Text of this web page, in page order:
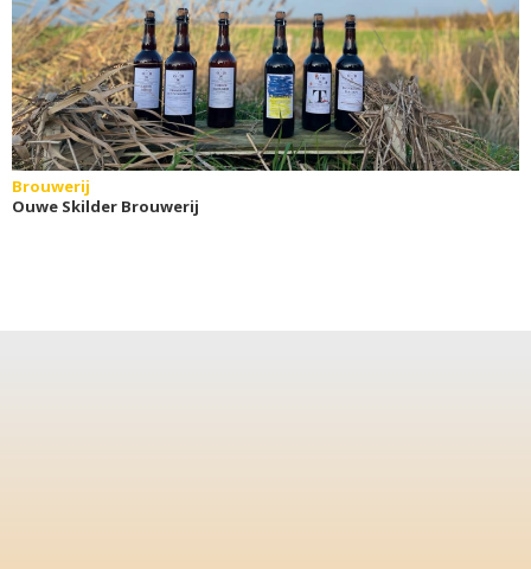
Brouwerij
Ouwe Skilder Brouwerij